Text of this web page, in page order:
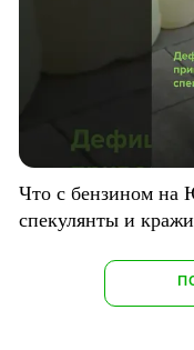
Что с бензином на
спекулянты и